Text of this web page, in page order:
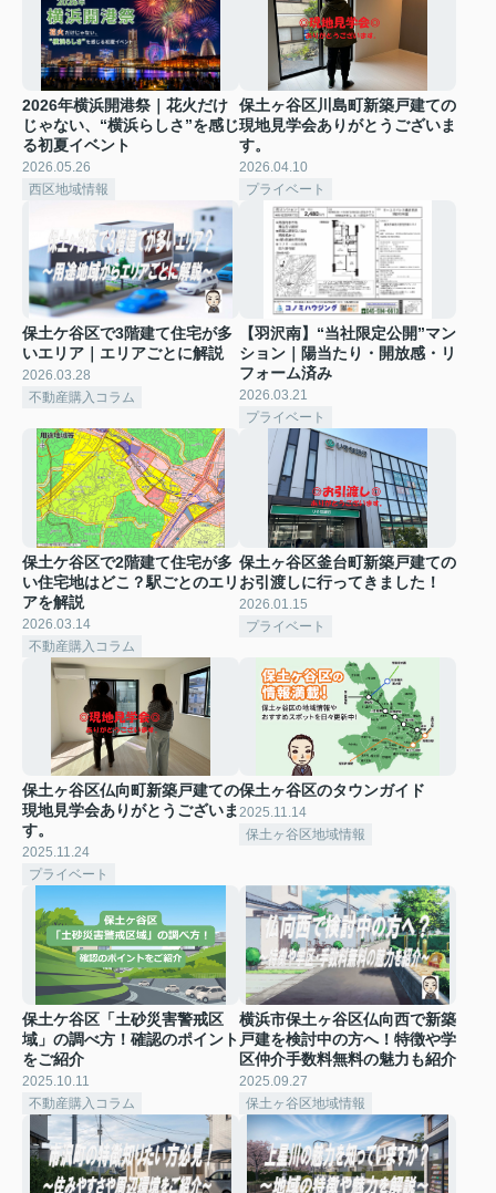
2026年横浜開港祭｜花火だけ
じゃない、“横浜らしさ”を感じ
る初夏イベント
2026.05.26
西区地域情報
保土ヶ谷区川島町新築戸建ての
現地見学会ありがとうございま
す。
2026.04.10
プライベート
保土ケ谷区で3階建て住宅が多
いエリア｜エリアごとに解説
2026.03.28
不動産購入コラム
【羽沢南】“当社限定公開”マン
ション｜陽当たり・開放感・リ
フォーム済み
2026.03.21
プライベート
保土ケ谷区で2階建て住宅が多
い住宅地はどこ？駅ごとのエリ
アを解説
2026.03.14
不動産購入コラム
保土ヶ谷区釜台町新築戸建ての
お引渡しに行ってきました！
2026.01.15
プライベート
保土ヶ谷区仏向町新築戸建ての
現地見学会ありがとうございま
す。
2025.11.24
プライベート
保土ヶ谷区のタウンガイド
2025.11.14
保土ヶ谷区地域情報
保土ケ谷区「土砂災害警戒区
域」の調べ方！確認のポイント
をご紹介
2025.10.11
不動産購入コラム
横浜市保土ヶ谷区仏向西で新築
戸建を検討中の方へ！特徴や学
区仲介手数料無料の魅力も紹介
2025.09.27
保土ヶ谷区地域情報